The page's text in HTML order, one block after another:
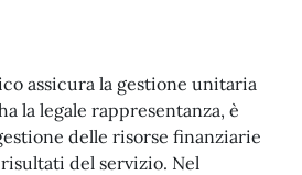
assicura la gestione unitaria
la legale rappresentanza, è
delle risorse finanziarie
del servizio. Nel